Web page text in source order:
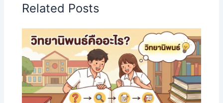
Related Posts